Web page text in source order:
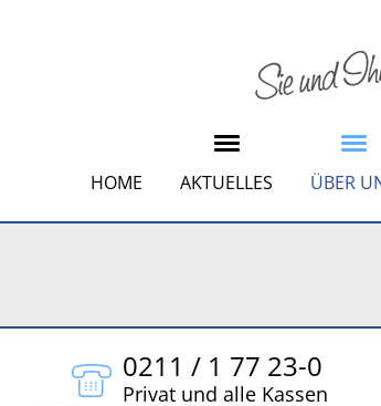
HOME AKTUELLES ÜBER
0211 / 1 77 23-0
Privat und alle Kassen